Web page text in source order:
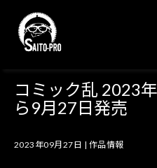
コミック乱 2023
ら9月27日発売
2023年09月27日 | 作品情報